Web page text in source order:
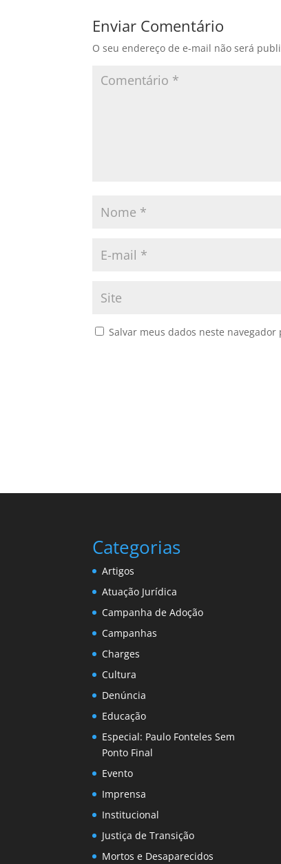
Enviar Comentário
O seu endereço de e-mail não será
Salvar meus dados neste
Categorias
Artigos
Atuação Jurídica
Campanha de Adoção
Campanhas
Charges
Cultura
Denúncia
Educação
Especial: Paulo Fonteles Sem
Ponto Final
Evento
Imprensa
Institucional
Justiça de Transição
Mortos e Desaparecidos